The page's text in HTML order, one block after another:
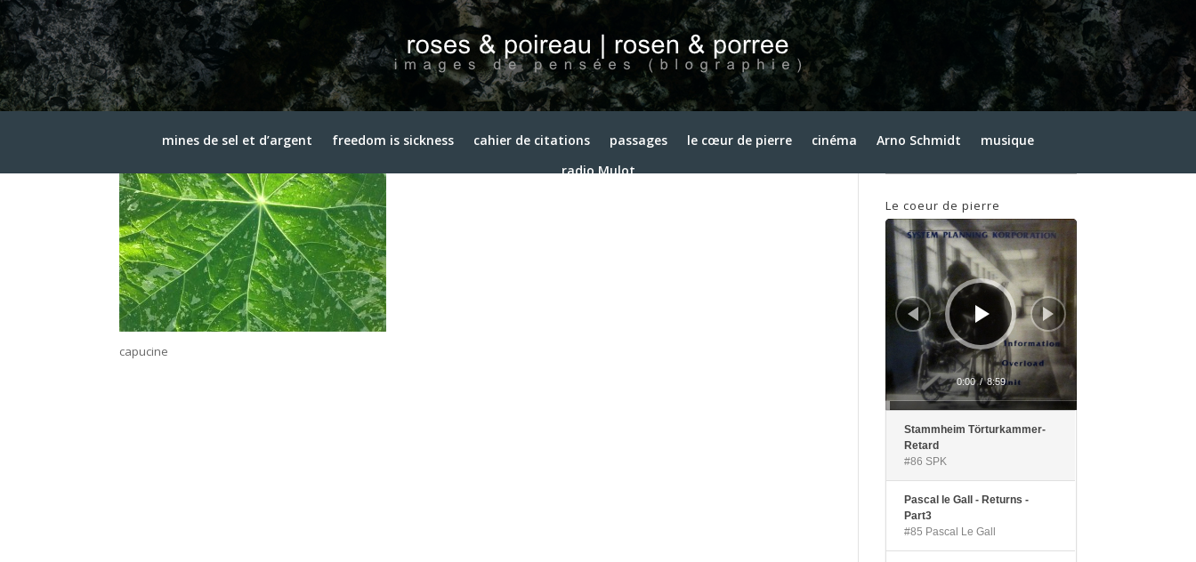
mines de sel et d’argent freedom is sickness cahier de citations passages le cœur de pierre cinéma Arno Schmidt
musique
radio Mulot
capucine
3 avril 2015
capucine
Archives
Le coeur de pierre
Lecteur
audio
0:00 / 8:59
Stammheim Törturkammer-
Retard
#86 SPK
Pascal le Gall - Returns -
Part3
#85 Pascal Le Gall